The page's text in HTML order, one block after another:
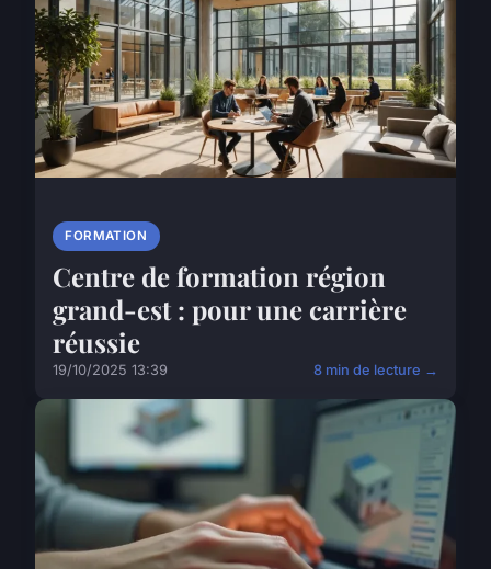
FORMATION
Centre de formation région
grand-est : pour une carrière
réussie
19/10/2025 13:39 8 min de lecture →